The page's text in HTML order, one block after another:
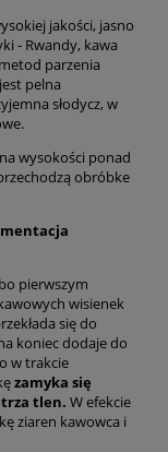
jakości, jasno
- Rwandy, kawa
parzenia
jest pelna
słodycz, w
wysokości ponad
obróbke
pierwszym
wisienek
się do
koniec dodaje do
w trakcie
zamyka się
tlen. W efekcie
ziaren kawowca i